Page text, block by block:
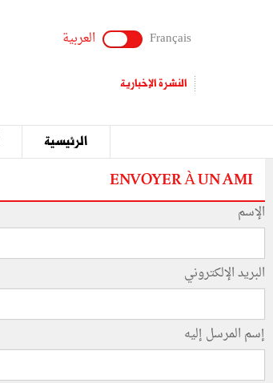
Français العربية
النشرة الإخبارية
الرئيسية
ENVOYER À UN AMI
الإسم
البريد الإلكتروني
إسم المرسل إليه